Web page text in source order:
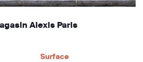
Alexis Paris
Surface